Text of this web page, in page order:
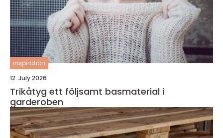
inspiration
12. July 2026
Trikåtyg ett följsamt basmaterial i
garderoben